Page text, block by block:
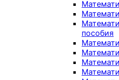
пособия